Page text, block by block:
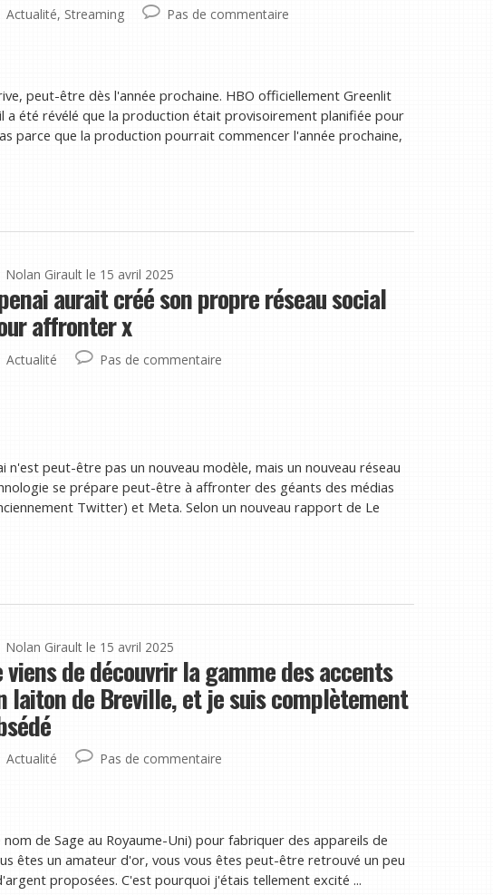
Actualité, Streaming Pas de commentaire
peut-être dès l'année prochaine. HBO officiellement Greenlit
a été révélé que la production était provisoirement planifiée pour
parce que la production pourrait commencer l'année prochaine,
Nolan Girault le 15 avril 2025
aurait créé son propre réseau social
affronter x
Actualité Pas de commentaire
n'est peut-être pas un nouveau modèle, mais un nouveau réseau
se prépare peut-être à affronter des géants des médias
Twitter) et Meta. Selon un nouveau rapport de Le
Nolan Girault le 15 avril 2025
viens de découvrir la gamme des accents
laiton de Breville, et je suis complètement
Actualité Pas de commentaire
de Sage au Royaume-Uni) pour fabriquer des appareils de
êtes un amateur d'or, vous vous êtes peut-être retrouvé un peu
proposées. C'est pourquoi j'étais tellement excité ...